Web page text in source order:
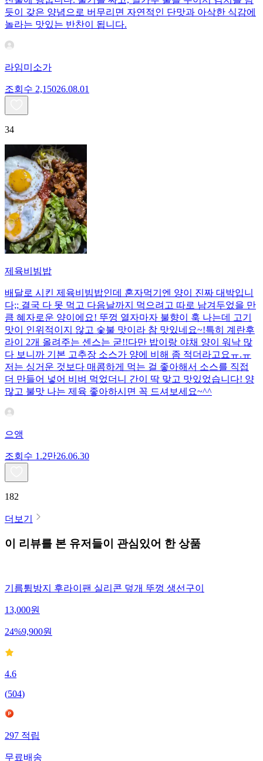
듯이 갖은 양념으로 버무리면 자연적인 단맛과 아삭한 식감에
놀라는 맛있는 반찬이 됩니다.
라임미소가
조회수 2,15026.08.01
34
제육비빔밥
배달로 시킨 제육비빔밥인데 혼자먹기엔 양이 진짜 대박입니
다;; 결국 다 못 먹고 다음날까지 먹으려고 따로 남겨두었을 만
큼 혜자로운 양이에요! 뚜껑 열자마자 불향이 훅 나는데 고기
맛이 인위적이지 않고 숯불 맛이라 참 맛있네요~!특히 계란후
라이 2개 올려주는 센스는 굳!! ​다만 밥이랑 야채 양이 워낙 많
다 보니까 기본 고추장 소스가 양에 비해 좀 적더라고요ㅠ.ㅠ
저는 싱거운 것보다 매콤하게 먹는 걸 좋아해서 소스를 직접
더 만들어 넣어 비벼 먹었더니 간이 딱 맞고 맛있었습니다! 양
많고 불맛 나는 제육 좋아하시면 꼭 드셔보세요~^^
으앵
조회수 1.2만26.06.30
182
더보기
이 리뷰를 본 유저들이 관심있어 한 상품
기름튐방지 후라이팬 실리콘 덮개 뚜껑 생선구이
13,000원
24%9,900원
4.6
(504)
297 적립
무료배송